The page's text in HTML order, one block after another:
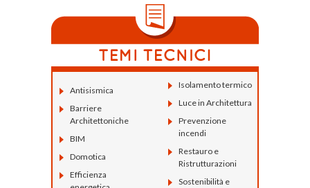
Antisismica
Barriere
Architettoniche
BIM
Domotica
Efficienza
Isolamento termico
Luce in Architettura
Prevenzione
incendi
Restauro e
Ristrutturazioni
Sostenibilità e